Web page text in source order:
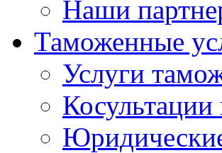
Наши
Таможенные
Услуги